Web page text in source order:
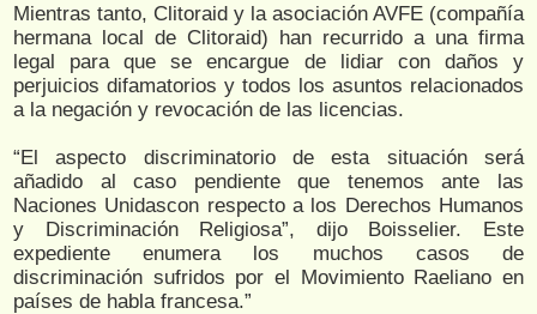
Mientras tanto, Clitoraid y la asociación AVFE (compañía
hermana local de Clitoraid) han recurrido a una firma
legal para que se encargue de lidiar con daños y
perjuicios difamatorios y todos los asuntos relacionados
a la negación y revocación de las licencias.
“El aspecto discriminatorio de esta situación será
añadido al caso pendiente que tenemos ante las
Naciones Unidascon respecto a los Derechos Humanos
y Discriminación Religiosa”, dijo Boisselier. Este
expediente enumera los muchos casos de
discriminación sufridos por el Movimiento Raeliano en
países de habla francesa.”